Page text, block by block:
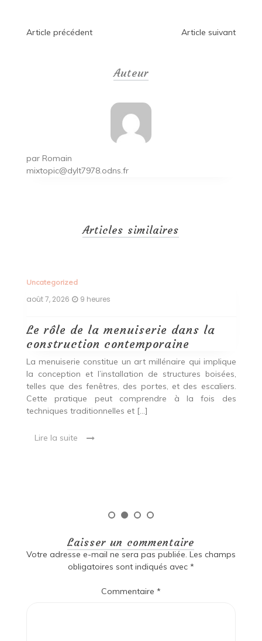
Navigation
Article précédent Article suivant
Auteur
par Romain
mixtopic@dylt7978.odns.fr
Articles similaires
Uncategorized
août 7, 2026 9 heures
Le rôle de la menuiserie dans la
construction contemporaine
La menuiserie constitue un art millénaire qui implique
la conception et l’installation de structures boisées,
telles que des fenêtres, des portes, et des escaliers.
Cette pratique peut comprendre à la fois des
techniques traditionnelles et […]
Lire la suite
Laisser un commentaire
Votre adresse e-mail ne sera pas publiée. Les champs
obligatoires sont indiqués avec *
Commentaire *